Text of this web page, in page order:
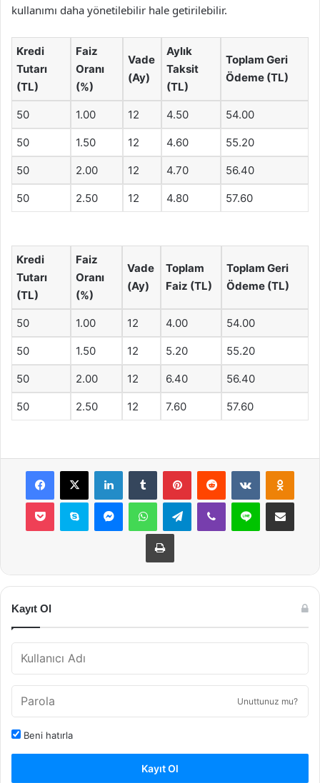
kullanımı daha yönetilebilir hale getirilebilir.
Kredi
Tutarı
(TL)
Faiz
Oranı
(%)
Vade
(Ay)
Aylık
Taksit
(TL)
Toplam Geri
Ödeme (TL)
50 1.00 12 4.50 54.00
50 1.50 12 4.60 55.20
50 2.00 12 4.70 56.40
50 2.50 12 4.80 57.60
Kredi
Tutarı
(TL)
Faiz
Oranı
(%)
Vade
(Ay)
Toplam
Faiz (TL)
Toplam Geri
Ödeme (TL)
50 1.00 12 4.00 54.00
50 1.50 12 5.20 55.20
50 2.00 12 6.40 56.40
50 2.50 12 7.60 57.60
Facebook
X LinkedInTumblr PinterestReddit VKontakte
Pocket Skype MessengerWhatsAppTelegramViber Line E-Posta ile
Yazdır
Kayıt Ol
Unuttunuz mu?
Beni hatırla
Kayıt Ol